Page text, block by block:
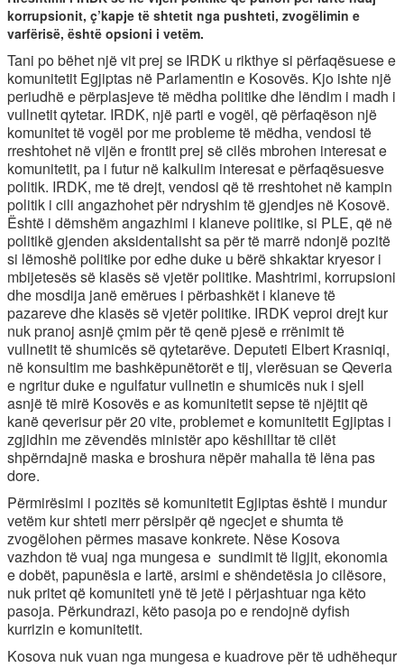
korrupsionit, ç’kapje të shtetit nga pushteti, zvogëlimin e
varfërisë, është opsioni i vetëm.
Tani po bëhet një vit prej se IRDK u rikthye si përfaqësuese e
komunitetit Egjiptas në Parlamentin e Kosovës. Kjo ishte një
periudhë e përplasjeve të mëdha politike dhe lëndim i madh i
vullnetit qytetar. IRDK, një parti e vogël, që përfaqëson një
komunitet të vogël por me probleme të mëdha, vendosi të
rreshtohet në vijën e frontit prej së cilës mbrohen interesat e
komunitetit, pa i futur në kalkulim interesat e përfaqësuesve
politik. IRDK, me të drejt, vendosi që të rreshtohet në kampin
politik i cili angazhohet për ndryshim të gjendjes në Kosovë.
Është i dëmshëm angazhimi i klaneve politike, si PLE, që në
politikë gjenden aksidentalisht sa për të marrë ndonjë pozitë
si lëmoshë politike por edhe duke u bërë shkaktar kryesor i
mbijetesës së klasës së vjetër politike. Mashtrimi, korrupsioni
dhe mosdija janë emërues i përbashkët i klaneve të
pazareve dhe klasës së vjetër politike. IRDK veproi drejt kur
nuk pranoj asnjë çmim për të qenë pjesë e rrënimit të
vullnetit të shumicës së qytetarëve. Deputeti Elbert Krasniqi,
në konsultim me bashkëpunëtorët e tij, vlerësuan se Qeveria
e ngritur duke e ngulfatur vullnetin e shumicës nuk i sjell
asnjë të mirë Kosovës e as komunitetit sepse të njëjtit që
kanë qeverisur për 20 vite, problemet e komunitetit Egjiptas i
zgjidhin me zëvendës ministër apo këshilltar të cilët
shpërndajnë maska e broshura nëpër mahalla të lëna pas
dore.
Përmirësimi i pozitës së komunitetit Egjiptas është i mundur
vetëm kur shteti merr përsipër që ngecjet e shumta të
zvogëlohen përmes masave konkrete. Nëse Kosova
vazhdon të vuaj nga mungesa e sundimit të ligjit, ekonomia
e dobët, papunësia e lartë, arsimi e shëndetësia jo cilësore,
nuk pritet që komuniteti ynë të jetë i përjashtuar nga këto
pasoja. Përkundrazi, këto pasoja po e rendojnë dyfish
kurrizin e komunitetit.
Kosova nuk vuan nga mungesa e kuadrove për të udhëhequr